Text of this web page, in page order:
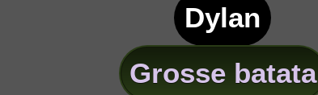
Dylan
Grosse batata